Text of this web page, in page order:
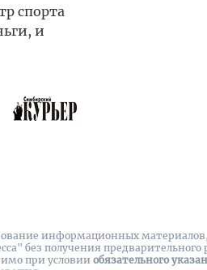
спорта
и
информационных
без получения
при условии обязательного